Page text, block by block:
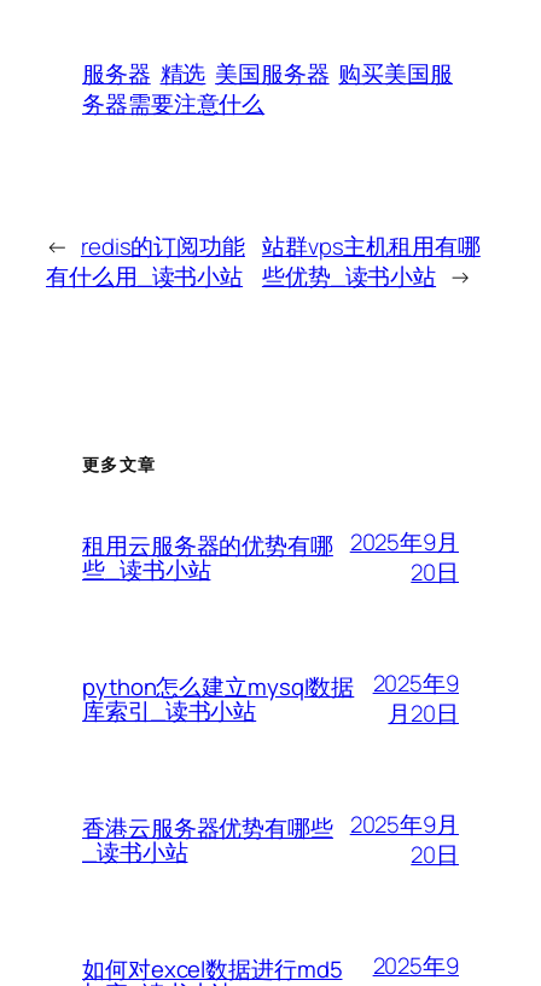
服务器 精选 美国服务器 购买美国服
务器需要注意什么
← redis的订阅功能
有什么用_读书小站
站群vps主机租用有哪
些优势_读书小站 →
更多文章
租用云服务器的优势有哪
些_读书小站
2025年9月
20日
python怎么建立mysql数据
库索引_读书小站
2025年9
月20日
香港云服务器优势有哪些
_读书小站
2025年9月
20日
如何对excel数据进行md5
2025年9